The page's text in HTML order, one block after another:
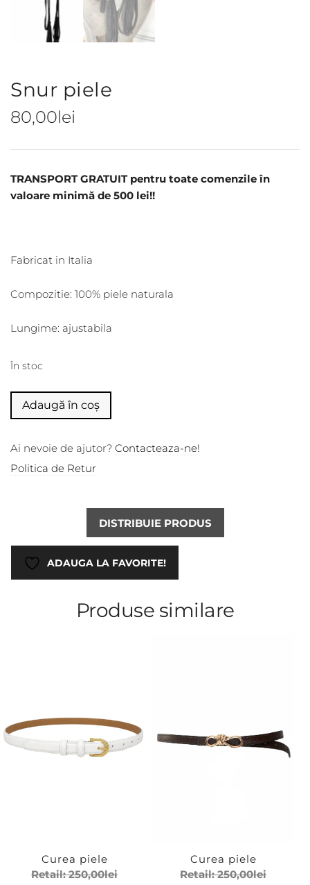
Snur piele
80,00lei
TRANSPORT GRATUIT pentru toate comenzile în
valoare minimă de 500 lei!!
Fabricat in Italia
Compozitie: 100% piele naturala
Lungime: ajustabila
În stoc
Adaugă în coș
Ai nevoie de ajutor? Contacteaza-ne!
Politica de Retur
DISTRIBUIE PRODUS
ADAUGA LA FAVORITE!
Produse similare
Curea piele
Retail:250,00lei
Curea piele
Retail:250,00lei